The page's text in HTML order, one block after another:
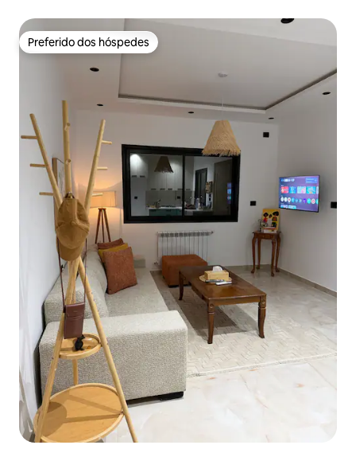
Preferido dos hóspedes
Preferido dos hóspedes